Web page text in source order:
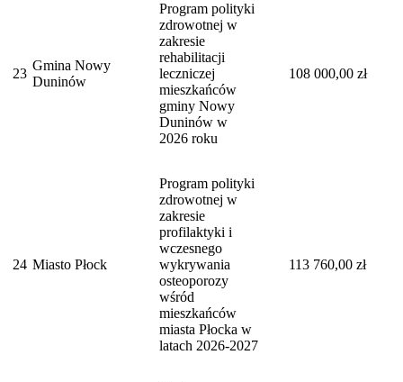
23
Gmina Nowy
Duninów
Program polityki
zdrowotnej w
zakresie
rehabilitacji
leczniczej
mieszkańców
gminy Nowy
Duninów w
2026 roku
108 000,00 zł
24 Miasto Płock
Program polityki
zdrowotnej w
zakresie
profilaktyki i
wczesnego
wykrywania
osteoporozy
wśród
mieszkańców
miasta Płocka w
latach 2026-2027
113 760,00 zł